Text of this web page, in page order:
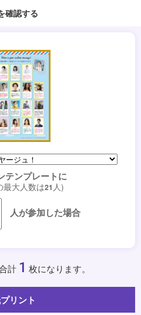
確認する
テンプレートに
最大人数は21 人)
人が参加した場合
計 1 枚になります。
リント